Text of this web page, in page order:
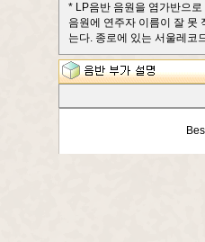
* LP음반 음원을 염가반으
음원에 연주자 이름이 잘 못
는다. 종로에 있는 서울레